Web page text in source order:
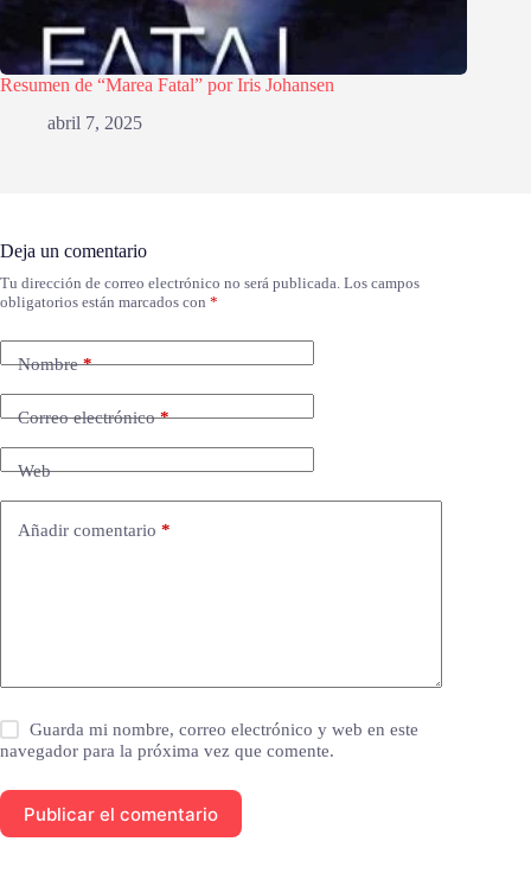
Resumen de “Marea Fatal” por Iris Johansen
abril 7, 2025
Deja un comentario
Tu dirección de correo electrónico no será publicada. Los campos
obligatorios están marcados con *
Nombre*
Correo electrónico*
Web
Añadir comentario *
Guarda mi nombre, correo electrónico y web en este
navegador para la próxima vez que comente.
Publicar el comentario